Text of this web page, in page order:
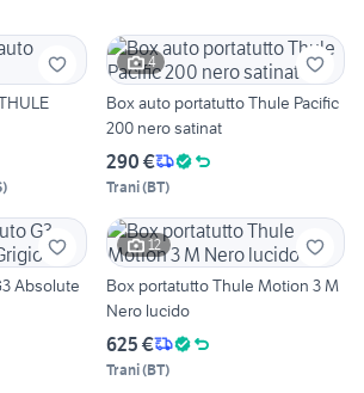
)
4
Box auto portatutto Thule Pacific
200 nero satinat
290 €
Trani(BT)
Absolute
12
Box portatutto Thule Motion 3 M
Nero lucido
625 €
Trani(BT)